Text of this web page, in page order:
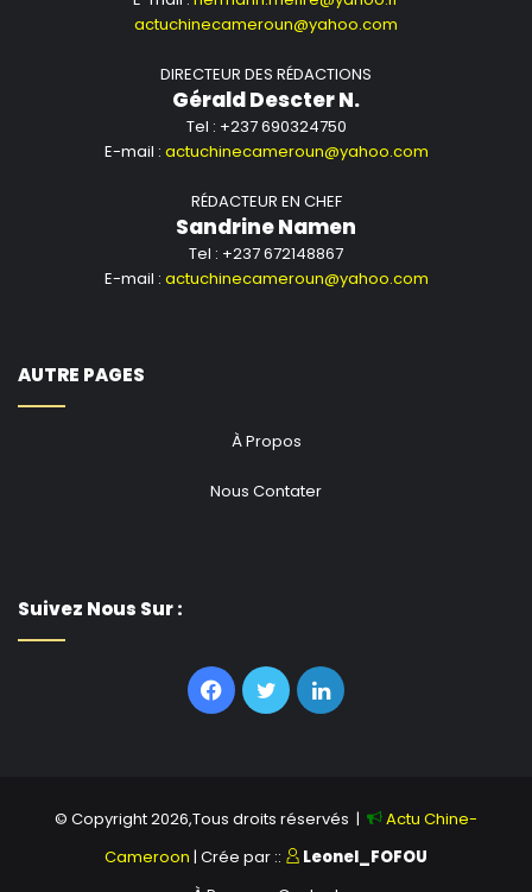
actuchinecameroun@yahoo.com
DIRECTEUR DES RÉDACTIONS
Gérald Descter N.
Tel : +237 690324750
E-mail : actuchinecameroun@yahoo.com
RÉDACTEUR EN CHEF
Sandrine Namen
Tel : +237 672148867
E-mail : actuchinecameroun@yahoo.com
AUTRE PAGES
À Propos
Nous Contater
Suivez Nous Sur :
Facebook
TwitterLinkedin
© Copyright 2026,Tous droits réservés |
Actu Chine-
Cameroon | Crée par ::
Leonel_FOFOU